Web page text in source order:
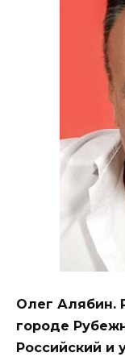
Олег Алябин.
городе
Российский и